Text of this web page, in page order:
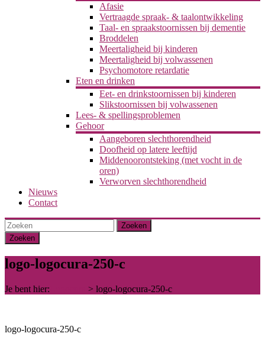
Afasie
Vertraagde spraak- & taalontwikkeling
Taal- en spraakstoornissen bij dementie
Broddelen
Meertaligheid bij kinderen
Meertaligheid bij volwassenen
Psychomotore retardatie
Eten en drinken
Eet- en drinkstoornissen bij kinderen
Slikstoornissen bij volwassenen
Lees- & spellingsproblemen
Gehoor
Aangeboren slechthorendheid
Doofheid op latere leeftijd
Middenoorontsteking (met vocht in de
oren)
Verworven slechthorendheid
Nieuws
Contact
Zoeken
logo-logocura-250-c
Je bent hier: > logo-logocura-250-c
logo-logocura-250-c